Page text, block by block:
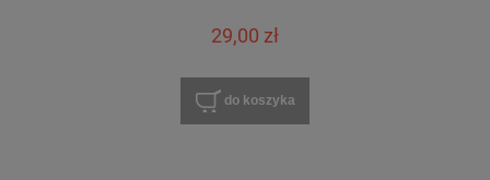
29,00 zł
do koszyka